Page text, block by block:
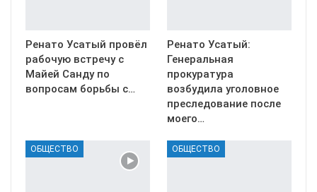
Ренато Усатый провёл
рабочую встречу с
Майей Санду по
вопросам борьбы с…
Ренато Усатый:
Генеральная
прокуратура
возбудила уголовное
преследование после
моего…
ОБЩЕСТВО ОБЩЕСТВО